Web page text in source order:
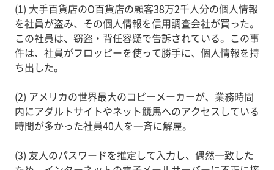
(1) 大手百貨店のO百貨店の顧客38万2千人分の個人情報
を社員が盗み、その個人情報を信用調査会社が買った。
この社員は、窃盗・背任容疑で告訴されている。この事
件は、社員がフロッピーを使って勝手に、個人情報を持
ち出した。
(2) アメリカの世界最大のコピーメーカーが、業務時間
内にアダルトサイトやネット競馬へのアクセスしている
時間が多かった社員40人を一斉に解雇。
(3) 友人のパスワードを推定して入力し、偶然一致した